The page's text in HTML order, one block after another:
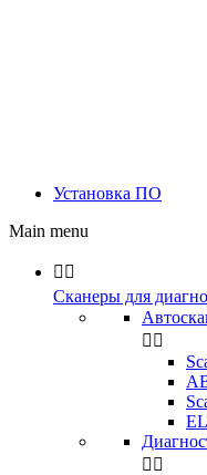
Установка ПО
Main menu
 
Сканеры для
 
 